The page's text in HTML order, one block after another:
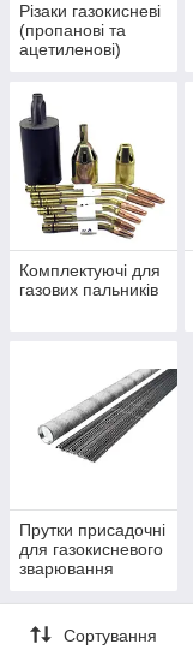
Різаки газокисневі
(пропанові та
ацетиленові)
Комплектуючі для
газових пальників
Прутки присадочні
для газокисневого
зварювання
Сортування